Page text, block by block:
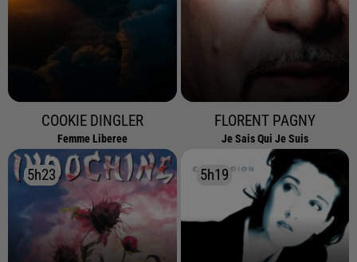
COOKIE DINGLER
Femme Liberee
FLORENT PAGNY
Je Sais Qui Je Suis
5h23
5h23 5h19
5h19